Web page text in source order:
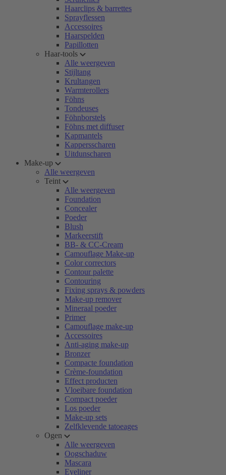
Haarclips & barrettes
Sprayflessen
Accessoires
Haarspelden
Papillotten
Haar-tools
Alle weergeven
Stijltang
Krultangen
Warmterollers
Föhns
Tondeuses
Föhnborstels
Föhns met diffuser
Kapmantels
Kappersscharen
Uitdunscharen
Make-up
Alle weergeven
Teint
Alle weergeven
Foundation
Concealer
Poeder
Blush
Markeerstift
BB- & CC-Cream
Camouflage Make-up
Color correctors
Contour palette
Contouring
Fixing sprays & powders
Make-up remover
Mineraal poeder
Primer
Camouflage make-up
Accessoires
Anti-aging make-up
Bronzer
Compacte foundation
Crème-foundation
Effect producten
Vloeibare foundation
Compact poeder
Los poeder
Make-up sets
Zelfklevende tatoeages
Ogen
Alle weergeven
Oogschaduw
Mascara
Eyeliner